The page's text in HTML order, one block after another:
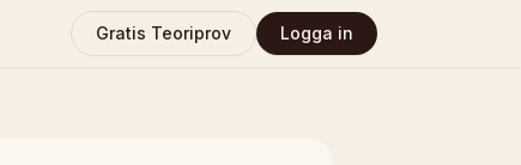
Gratis Teoriprov Logga in